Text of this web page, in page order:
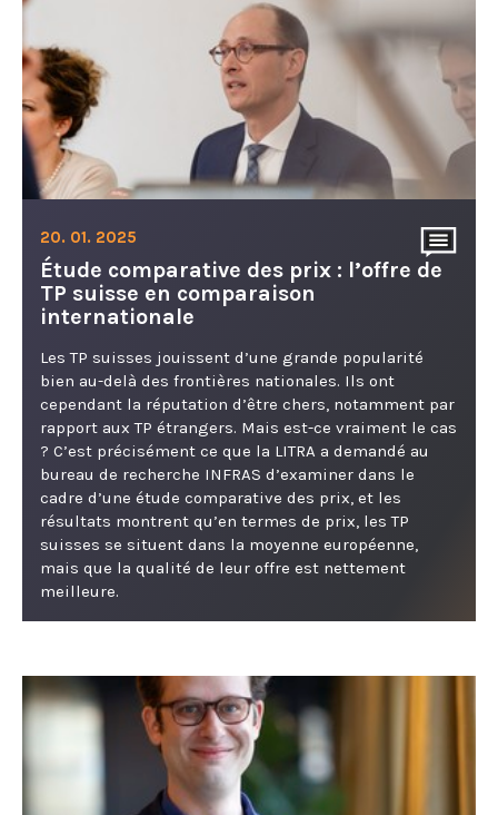
20. 01. 2025
Étude comparative des prix : l’offre de
TP suisse en comparaison
internationale
Les TP suisses jouissent d’une grande popularité
bien au-delà des frontières nationales. Ils ont
cependant la réputation d’être chers, notamment par
rapport aux TP étrangers. Mais est-ce vraiment le cas
? C’est précisément ce que la LITRA a demandé au
bureau de recherche INFRAS d’examiner dans le
cadre d’une étude comparative des prix, et les
résultats montrent qu’en termes de prix, les TP
suisses se situent dans la moyenne européenne,
mais que la qualité de leur offre est nettement
meilleure.